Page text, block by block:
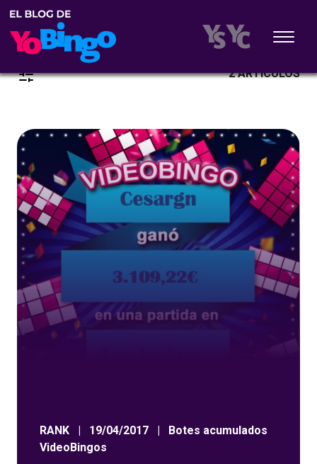
2 ARTÍCULOS
RANK | 19/04/2017 |
Botes acumulados
VideoBingos